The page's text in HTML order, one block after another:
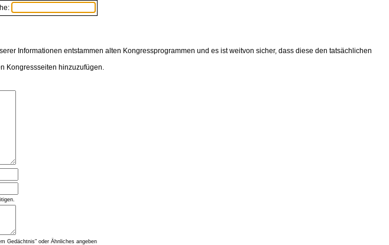
Informationen entstammen alten Kongressprogrammen und es ist weitvon sicher, dass diese den tatsächlichen
Kongressseiten hinzuzufügen.
Gedächtnis" oder Ähnliches angeben